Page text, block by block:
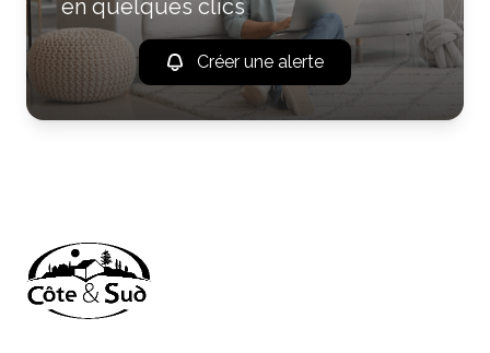
en quelques clics
Créer une alerte